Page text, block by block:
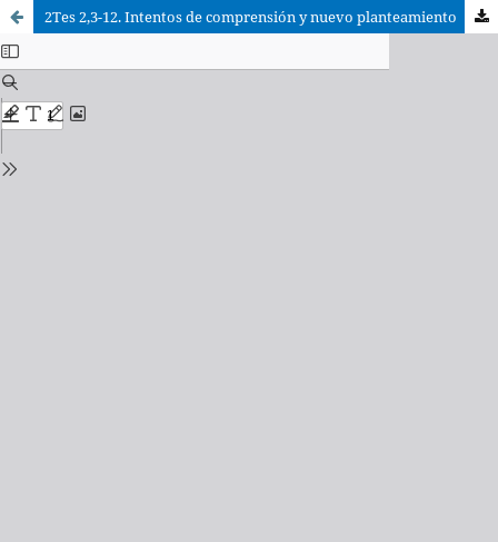
2Tes 2,3-12. Intentos de comprensión y nuevo planteamiento